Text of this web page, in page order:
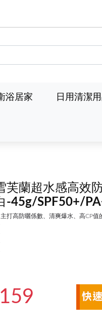
浴居家 日用清潔
芙蘭超水感高效
-45g/SPF50+/
打高防曬係數、清爽爆水、高CP值
159